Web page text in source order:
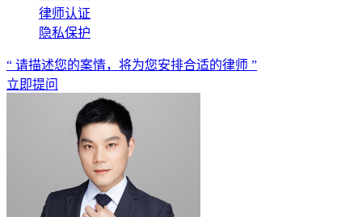
律师认证
隐私保护
“ 请描述您的案情，将为您安排合适的律师 ”
立即提问